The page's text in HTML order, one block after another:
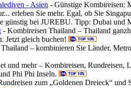
- Asien - Günstige Kombireisen:
erleben Sie mehr. Egal, ob Sie
günstig bei JUREBU. Tipp: Dubai und
- Kombireisen Thailand – Thailand
Jetzt gleich buchen!
– kombinieren Sie Länder,
und mehr – Kombireisen,
Phi Phi Inseln.
zum „Goldenen Dreieck“